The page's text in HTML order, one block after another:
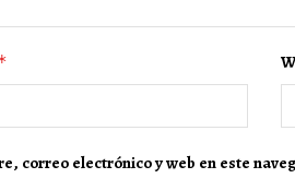
correo electrónico y web en este